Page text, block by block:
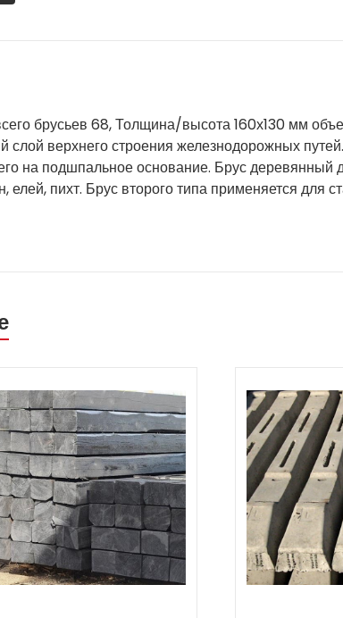
брусьев 68, Толщина/высота 160х130 мм
верхнего строения железнодорожных
на подшпальное основание. Брус деревянный
пихт. Брус второго типа применяется для